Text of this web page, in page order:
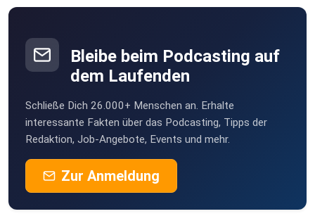
marzil
wuffi
Kalysin
Bleibe beim Podcasting auf
dem Laufenden
Schließe Dich 26.000+ Menschen an. Erhalte
interessante Fakten über das Podcasting, Tipps der
Redaktion, Job-Angebote, Events und mehr.
Zur Anmeldung